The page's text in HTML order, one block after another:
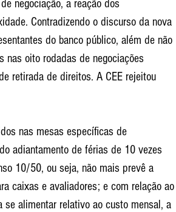
negociação, a reação dos
Contradizendo o discurso da nova
do banco público, além de não
nas oito rodadas de negociações
retirada de direitos. A CEE rejeitou
nas mesas específicas de
adiantamento de férias de 10 vezes
10/50, ou seja, não mais prevê a
caixas e avaliadores; e com relação ao
se alimentar relativo ao custo mensal, a